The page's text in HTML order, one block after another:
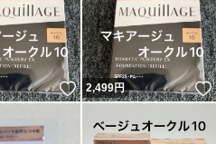
いいね！
2,499円